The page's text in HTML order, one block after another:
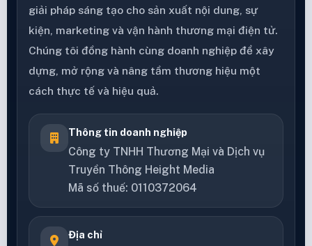
giải pháp sáng tạo cho sản xuất nội dung, sự
kiện, marketing và vận hành thương mại điện tử.
Chúng tôi đồng hành cùng doanh nghiệp để xây
dựng, mở rộng và nâng tầm thương hiệu một
cách thực tế và hiệu quả.
Thông tin doanh nghiệp
Công ty TNHH Thương Mại và Dịch vụ
Truyền Thông Height Media
Mã số thuế: 0110372064
Địa chỉ